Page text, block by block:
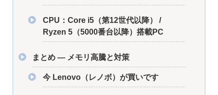
CPU：Core i5（第12世代以降） /
Ryzen 5（5000番台以降）搭載PC
まとめ ― メモリ高騰と対策
今 Lenovo（レノボ）が買いです